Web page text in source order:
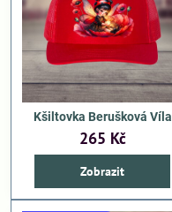
Kšiltovka Berušková Víla
265 Kč
Zobrazit